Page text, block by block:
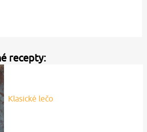
recepty:
Klasické lečo